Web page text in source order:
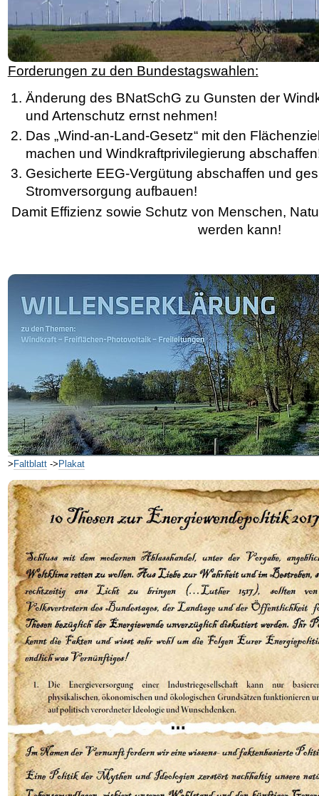
Forderungen zu den Bundestagswahlen:
Änderung des BNatSchG zu Gunsten der
und Artenschutz ernst nehmen!
Das „Wind-an-Land-Gesetz“ mit den
machen und Windkraftprivilegierung
Gesicherte EEG-Vergütung abschaffen und
Stromversorgung aufbauen!
Damit Effizienz sowie Schutz von Menschen,
werden kann!
> Faltblatt-> Plakat